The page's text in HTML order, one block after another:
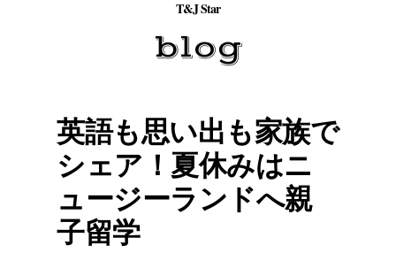
T&J Star
blog
英語も思い出も家族で
シェア！夏休みはニ
ュージーランドへ親
子留学